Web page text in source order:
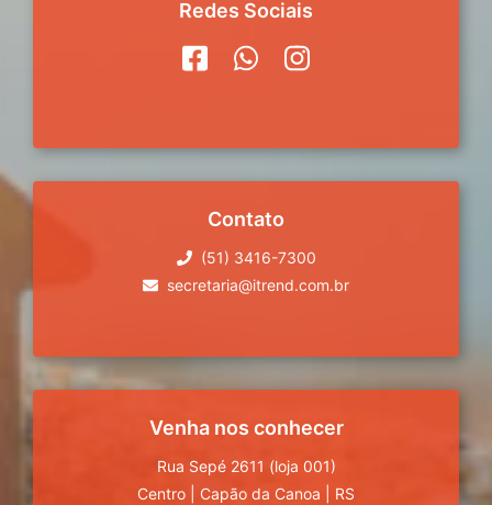
Redes Sociais
Contato
(51) 3416-7300
secretaria@itrend.com.br
Venha nos conhecer
Rua Sepé 2611 (loja 001)
Centro
Capão da Canoa
RS